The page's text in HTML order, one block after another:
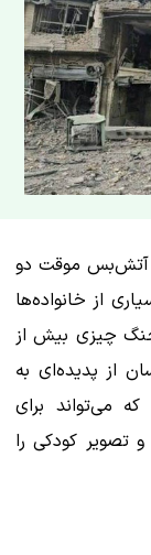
آتش‌بس موقت دو
از خانواده‌ها
جنگ چیزی بیش از
از پدیده‌ای به
می‌تواند برای
تصویر کودکی را